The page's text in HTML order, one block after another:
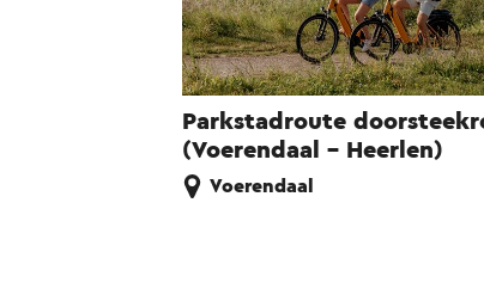
Parkstadroute
(Voerendaal - Heerlen)
Voerendaal